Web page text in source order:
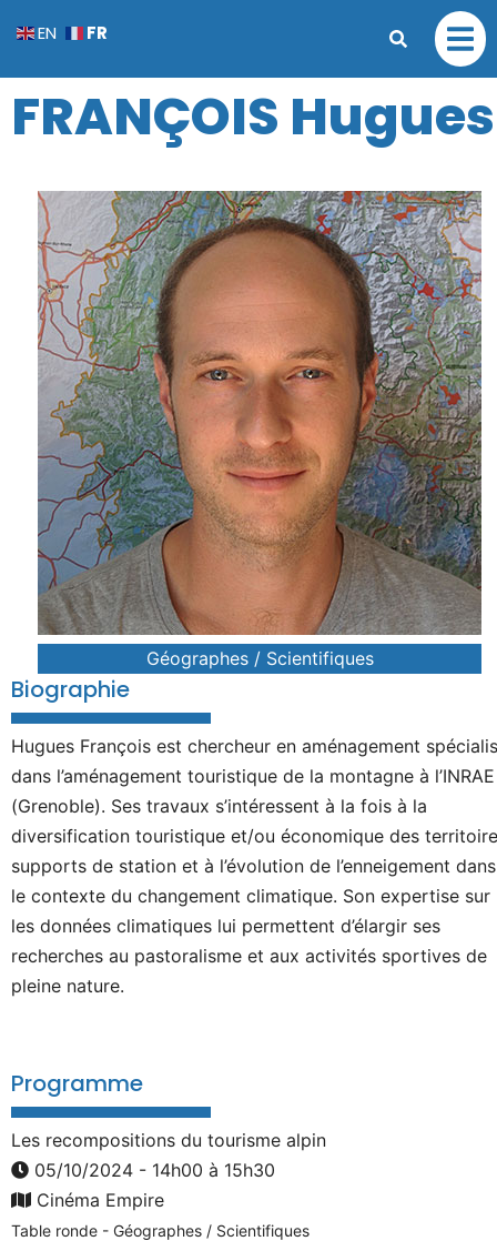
FRANÇOIS Hugues
Géographes / Scientifiques
Biographie
Hugues François est chercheur en aménagement
dans l’aménagement touristique de la montagne à l’INRAE
(Grenoble). Ses travaux s’intéressent à la fois à la
diversification touristique et/ou économique des
supports de station et à l’évolution de l’enneigement dans
le contexte du changement climatique. Son expertise sur
les données climatiques lui permettent d’élargir ses
recherches au pastoralisme et aux activités sportives de
pleine nature.
Programme
Les recompositions du tourisme alpin
05/10/2024 - 14h00 à 15h30
Cinéma Empire
Table ronde - Géographes / Scientifiques
EN FR